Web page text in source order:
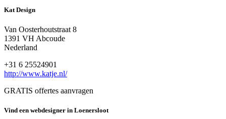
Kat Design
Van Oosterhoutstraat 8
1391 VH Abcoude
Nederland
+31 6 25524901
http://www.katje.nl/
GRATIS offertes aanvragen
Vind een webdesigner in Loenersloot